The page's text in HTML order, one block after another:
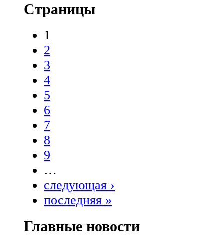
Страницы
1
2
3
4
5
6
7
8
9
…
следующая ›
последняя »
Главные новости